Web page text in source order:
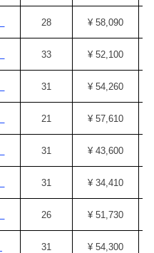
28 ¥ 58,090
33 ¥ 52,100
31 ¥ 54,260
21 ¥ 57,610
31 ¥ 43,600
31 ¥ 34,410
26 ¥ 51,730
31 ¥ 54,300